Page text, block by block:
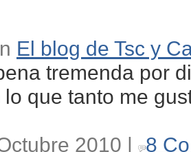
El blog de Tsc y
tremenda por
que tanto me
2010 |
8